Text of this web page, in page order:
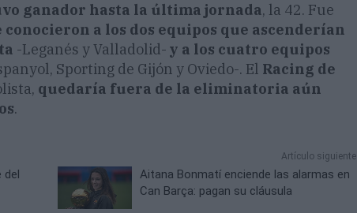
ganador hasta la última jornada, la 42. Fue
conocieron a los dos equipos que ascenderían
-Leganés y Valladolid- y a los cuatro equipos
Sporting de Gijón y Oviedo-. El Racing de
quedaría fuera de la eliminatoria aún
.
Artículo siguiente
Aitana Bonmatí enciende las alarmas en
Can Barça: pagan su cláusula